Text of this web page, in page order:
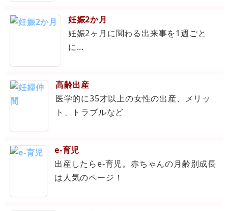
妊娠2か月
妊娠2ヶ月に関わる出来事を1週ごと
に...
高齢出産
医学的に35才以上の女性の出産、メリッ
ト、トラブルなど
e-育児
出産したらe-育児。赤ちゃんの月齢別成長
は人気のページ！